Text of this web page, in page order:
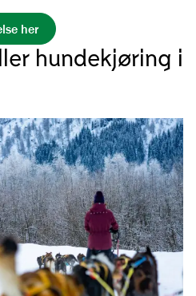
her
hundekjøring i